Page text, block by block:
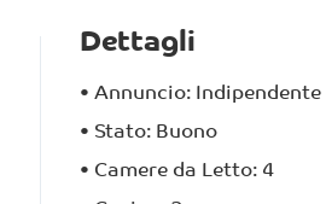
Dettagli
• Annuncio: Indipendente
• Stato: Buono
• Camere da Letto: 4